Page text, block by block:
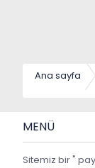
Ana sayfa
MENÜ
Sitemiz bir "